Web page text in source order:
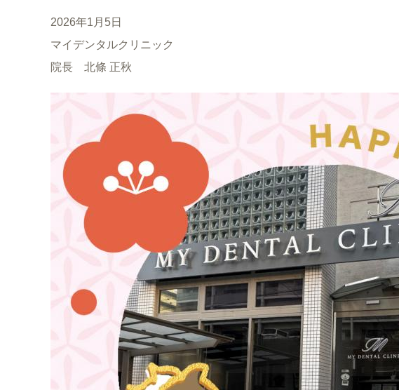
2026年1月5日
マイデンタルクリニック
院長 北條 正秋